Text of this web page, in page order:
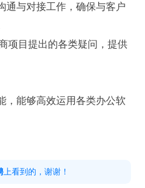
通与对接工作，确保与客户
项目提出的各类疑问，提供
，能够高效运用各类办公软
能够清晰、准确地表达观
力，面对客户疑问能迅速给
上看到的，谢谢！